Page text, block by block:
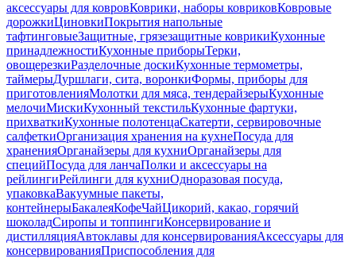
аксессуары для ковровКоврики, наборы ковриковКовровые
дорожкиЦиновкиПокрытия напольные
тафтинговыеЗащитные, грязезащитные коврикиКухонные
принадлежностиКухонные приборыТерки,
овощерезкиРазделочные доскиКухонные термометры,
таймерыДуршлаги, сита, воронкиФормы, приборы для
приготовленияМолотки для мяса, тендерайзерыКухонные
мелочиМискиКухонный текстильКухонные фартуки,
прихваткиКухонные полотенцаСкатерти, сервировочные
салфеткиОрганизация хранения на кухнеПосуда для
храненияОрганайзеры для кухниОрганайзеры для
специйПосуда для ланчаПолки и аксессуары на
рейлингиРейлинги для кухниОдноразовая посуда,
упаковкаВакуумные пакеты,
контейнерыБакалеяКофеЧайЦикорий, какао, горячий
шоколадСиропы и топпингиКонсервирование и
дистилляцияАвтоклавы для консервированияАксессуары для
консервированияПриспособления для